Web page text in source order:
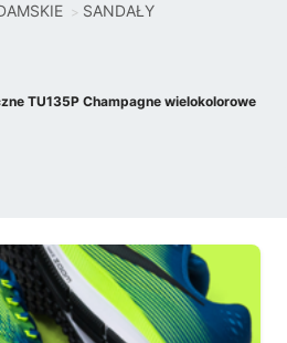
SANDAŁY
TU135P Champagne wielokolorowe